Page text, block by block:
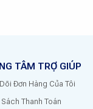
TÂM TRỢ GIÚP
Đơn Hàng Của Tôi
Thanh Toán